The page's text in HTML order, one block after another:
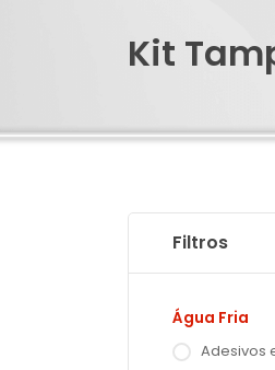
Kit
Filtros
Água Fria
Adesivos